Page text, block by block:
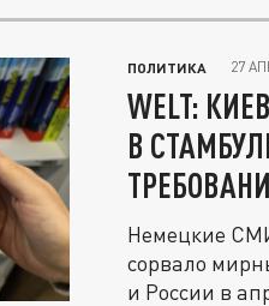
ПОЛИТИКА 27
WELT:
В
Немецкие
сорвало
и России в